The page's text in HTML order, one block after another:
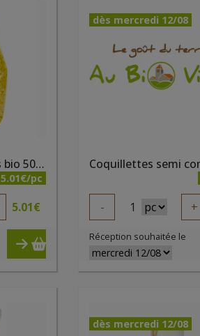
Coquillettes blanches bio 500g
5.01€/pc
5.01€
dès mercredi 12/08
- 1 +
Réception souhaitée le
dès mercredi 12/08